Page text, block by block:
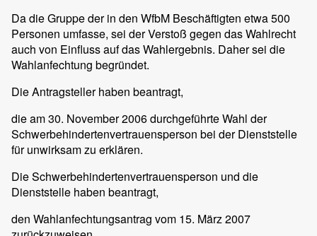
Da die Gruppe der in den WfbM Beschäftigten etwa 500
Personen umfasse, sei der Verstoß gegen das Wahlrecht
auch von Einfluss auf das Wahlergebnis. Daher sei die
Wahlanfechtung begründet.
Die Antragsteller haben beantragt,
die am 30. November 2006 durchgeführte Wahl der
Schwerbehindertenvertrauensperson bei der Dienststelle
für unwirksam zu erklären.
Die Schwerbehindertenvertrauensperson und die
Dienststelle haben beantragt,
den Wahlanfechtungsantrag vom 15. März 2007